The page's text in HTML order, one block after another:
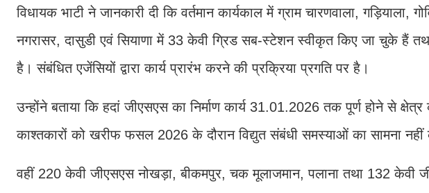
विधायक भाटी ने जानकारी दी कि वर्तमान कार्यकाल में ग्राम चारणवाला, गड़ियाला,
नगरासर, दासुडी एवं सियाणा में 33 केवी ग्रिड सब-स्टेशन स्वीकृत किए जा चुके हैं
है। संबंधित एजेंसियों द्वारा कार्य प्रारंभ करने की प्रक्रिया प्रगति पर है।
उन्होंने बताया कि हदां जीएसएस का निर्माण कार्य 31.01.2026 तक पूर्ण होने से
काश्तकारों को खरीफ फसल 2026 के दौरान विद्युत संबंधी समस्याओं का सामना नहीं
वहीं 220 केवी जीएसएस नोखड़ा, बीकमपुर, चक मूलाजमान, पलाना तथा 132 केवी